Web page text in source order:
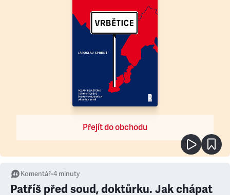
Přejít do obchodu
Komentář•4 minuty
Patříš před soud, doktůrku. Jak chápat